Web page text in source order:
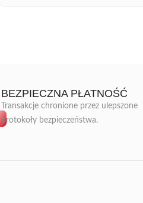
BEZPIECZNA PŁATNOŚĆ
Transakcje chronione przez ulepszone
protokoły bezpieczeństwa.